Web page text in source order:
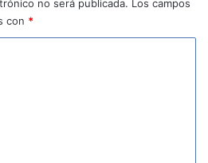
no será publicada. Los campos
con *